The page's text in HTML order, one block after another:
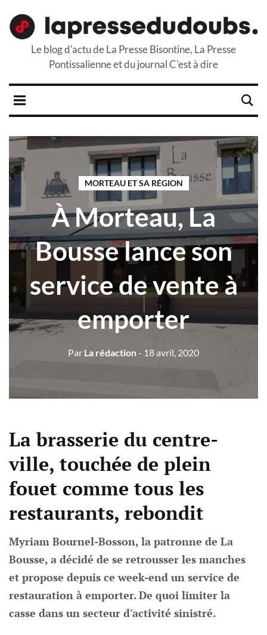
Le blog d'actu de La Presse Bisontine, La Presse
Pontissalienne et du journal C'est à dire
MORTEAU ET SA RÉGION
À Morteau, La
Bousse lance son
service de vente à
emporter
Par La rédaction- 18 avril, 2020
La brasserie du centre-
ville, touchée de plein
fouet comme tous les
restaurants, rebondit
Myriam Bournel-Bosson, la patronne de La
Bousse, a décidé de se retrousser les manches
et propose depuis ce week-end un service de
restauration à emporter. De quoi limiter la
casse dans un secteur d'activité sinistré.